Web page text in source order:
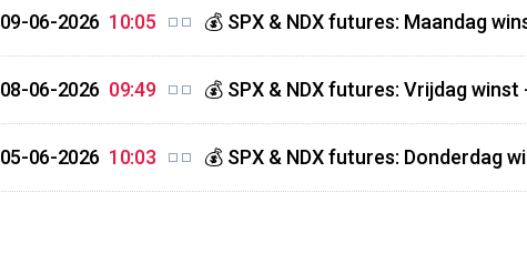
09-06-2026 10:05 💰 SPX & NDX futures: Maandag
08-06-2026 09:49 💰 SPX & NDX futures: Vrijdag
05-06-2026 10:03 💰 SPX & NDX futures: Donderdag